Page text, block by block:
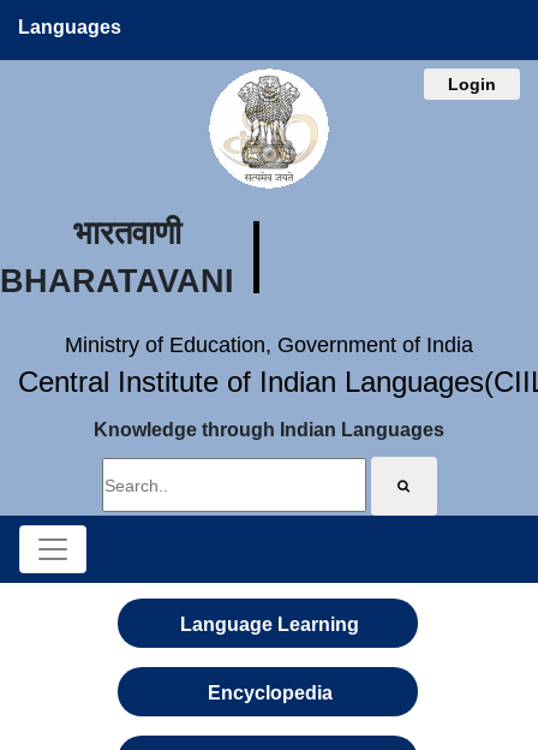
Languages
Login
भारतवाणी
BHARATAVANI
Ministry of Education, Government of India
Central Institute of Indian
Knowledge through Indian Languages
Language Learning
Encyclopedia